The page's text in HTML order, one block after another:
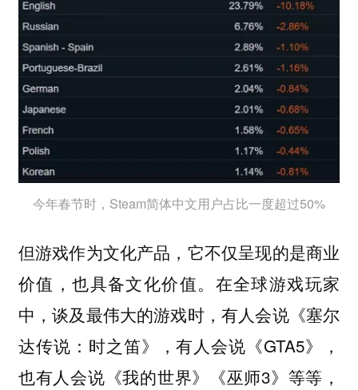
今年春节时，Steam简体中文用户占比一度超过50%
但游戏作为文化产品，它不仅呈现的是商业
价值，也具备文化价值。在全球游戏玩家
中，谈及最伟大的游戏时，有人会说《塞尔
达传说：时之笛》，有人会说《GTA5》，
也有人会说《我的世界》《巫师3》等等，